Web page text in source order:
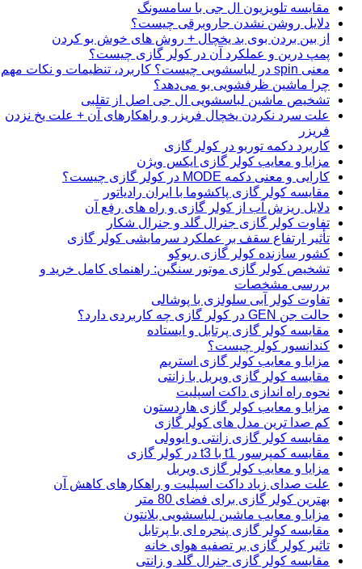
مقایسه تلویزیون ال جی با سامسونگ
دلایل روشن نشدن جاروبرقی چیست؟
از بین بردن بوی بد یخچال + روش های خوش بو کردن
پمپ درین و عملکرد آن در کولر گازی چیست؟
معنی spin در لباسشویی چیست؟ کاربرد، تنظیمات و نکات مهم
چرا ماشین ظرفشویی بو می‌دهد؟
تشخیص ماشین لباسشویی ال جی اصل از تقلبی
علت سرد نکردن یخچال فریزر و راهکارهای آن + علت یخ نزدن
فریزر
کاربرد دکمه توربو در کولر گازی
مزایا و معایب کولر گازی ایکس ویژن
کارایی و معنی دکمه MODE در کولر گازی چیست؟
مقایسه کولر گازی پاکشوما با ایران رادیاتور
دلایل ریزش آب از کولر گازی و راه های رفع آن
تفاوت کولر گازی جنرال گلد و جنرال شکار
تأثیر ارتفاع سقف بر عملکرد سرمایشی کولر گازی
کشور سازنده کولر گازی ریوکو
تشخیص کولر گازی موتور سنگین: راهنمای کامل خرید و
بررسی مشخصات
تفاوت کولر آبی سلولزی با پوشالی
حالت جن GEN در کولر گازی چه کاربردی دارد؟
مقایسه کولر گازی پرتابل و ایستاده
کندانسور کولر چیست؟
مزایا و معایب کولر گازی استریم
مقایسه کولر گازی ویربل با زانتی
نحوه راه اندازی داکت اسپلیت
مزایا و معایب کولر گازی هاردستون
کم صدا ترین مدل های کولر گازی
مقایسه کولر گازی زانتی و ایوولی
مقایسه کمپرسور t1 با t3 در کولر گازی
مزایا و معایب کولر گازی ویربل
علت صدای زیاد داکت اسپلیت و راهکارهای کاهش آن
بهترین کولر گازی برای فضای 80 متر
مزایا و معایب ماشین لباسشویی بلانتون
مقایسه کولر گازی پنجره ای با پرتابل
تاثیر کولر گازی بر تصفیه هوای خانه
مقایسه کولر گازی جنرال گلد و زانتی